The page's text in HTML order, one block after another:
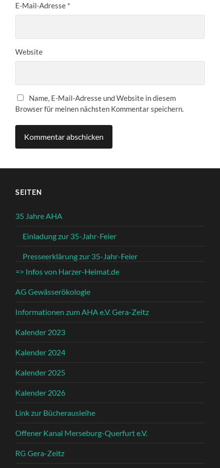
E-Mail-Adresse *
Website
Name, E-Mail-Adresse und Website in diesem
Browser für meinen nächsten Kommentar speichern.
SEITEN
35 Jahre AHA
Einladung zur 35-Jahr-Feier
Presseerklärung zur 35-Jahr-Feier
=> Infos von Harzer-Heimat.de
AG Gewässerökologie
Informationen zum AHA e.V. Gera-Zeitz
Kalender 2023
Kalender 2024
Kalender 2025
Kalender 2026
Link zur Bücherausleihe
Offener Kanal Merseburg-Querfurt e.V.
RG Gera-Zeitz